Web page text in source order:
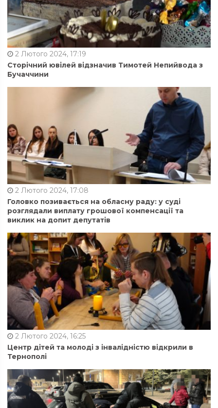
2 Лютого 2024, 17:19
Сторічний ювілей відзначив Тимотей Непийвода з
Бучаччини
2 Лютого 2024, 17:08
Головко позивається на обласну раду: у суді
розглядали виплату грошової компенсації та
виклик на допит депутатів
2 Лютого 2024, 16:25
Центр дітей та молоді з інвалідністю відкрили в
Тернополі